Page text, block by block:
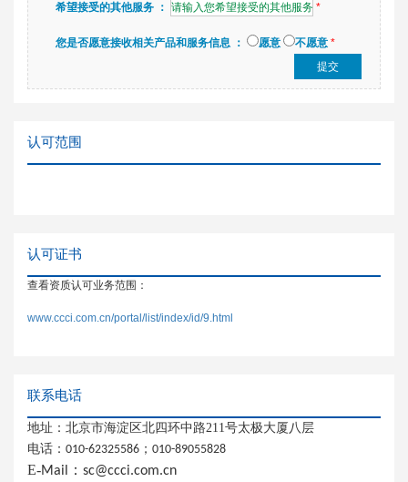
希望接受的其他服务 ： *
您是否愿意接收相关产品和服务信息 ： 愿意 不愿意 *
认可范围
认可证书
查看资质认可业务范围：
www.ccci.com.cn/portal/list/index/id/9.html
联系电话
地址：北京市海淀区北四环中路211号太极大厦八层
电话： 010-62325586 ； 010-89055828
E-Mail ： sc@ccci.com.cn